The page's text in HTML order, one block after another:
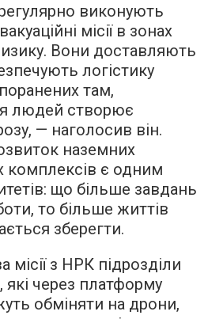
виконують
місії в зонах
Вони доставляють
логістику
там,
людей створює
— наголосив він.
наземних
комплексів є одним
що більше завдань
то більше життів
зберегти.
місії з НРК підрозділи
через платформу
обміняти на дрони,